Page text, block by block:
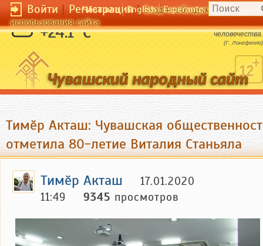
Войти|Регистрация|Вход необходим для
использования сайта
Чӑвашла English Esperanto
+24.1 °C
Музыка - универсальный язык
человечества.
(Г. Лонгфелло)
Тимӗр Акташ: Чувашская
отметила 80-летие Виталия Станьяла
Тимӗр Акташ
17.01.2020
11:49
9345 просмотров